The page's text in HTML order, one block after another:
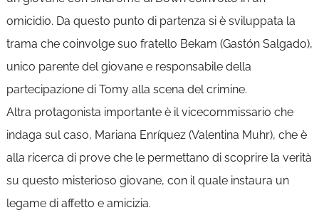
omicidio. Da questo punto di partenza si è sviluppata la
trama che coinvolge suo fratello Bekam (Gastón Salgado),
unico parente del giovane e responsabile della
partecipazione di Tomy alla scena del crimine.
Altra protagonista importante è il vicecommissario che
indaga sul caso, Mariana Enríquez (Valentina Muhr), che è
alla ricerca di prove che le permettano di scoprire la verità
su questo misterioso giovane, con il quale instaura un
legame di affetto e amicizia.